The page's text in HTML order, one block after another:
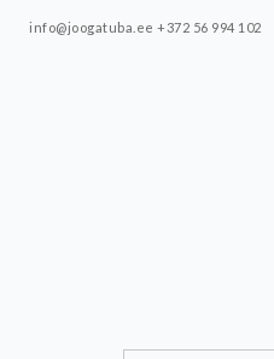
info@joogatuba.ee +372 56 994 102